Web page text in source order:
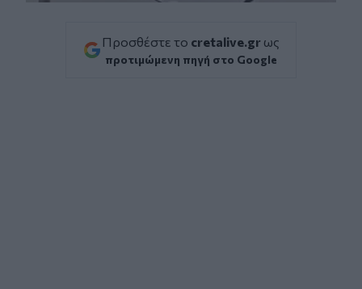
Προσθέστε το cretalive.gr ως
προτιμώμενη πηγή στο Google